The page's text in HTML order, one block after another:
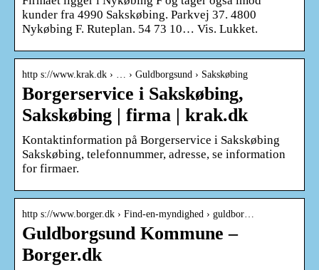
kunder fra 4990 Sakskøbing. Parkvej 37. 4800
Nykøbing F. Ruteplan. 54 73 10… Vis. Lukket.
http s://www.krak.dk › … › Guldborgsund › Sakskøbing
Borgerservice i Sakskøbing,
Sakskøbing | firma | krak.dk
Kontaktinformation på Borgerservice i Sakskøbing
Sakskøbing, telefonnummer, adresse, se information
for firmaer.
http s://www.borger.dk › Find-en-myndighed › guldbor…
Guldborgsund Kommune –
Borger.dk